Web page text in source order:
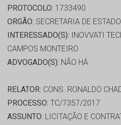
PROTOCOLO: 1733490
ORGÃO: SECRETARIA DE
INTERESSADO(S): INOVVATI
CAMPOS MONTEIRO
ADVOGADO(S): NÃO HÁ
RELATOR: CONS. RONALDO
PROCESSO: TC/7357/2017
ASSUNTO: LICITAÇÃO E